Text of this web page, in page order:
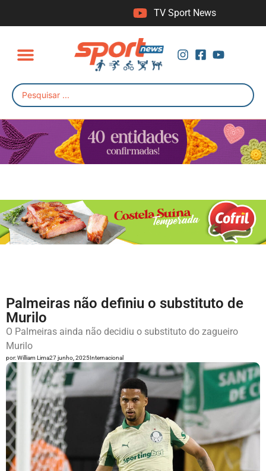
TV Sport News
Palmeiras não definiu o substituto de
Murilo
O Palmeiras ainda não decidiu o substituto do zagueiro
Murilo
por:William Lima27 junho, 2025 Internacional